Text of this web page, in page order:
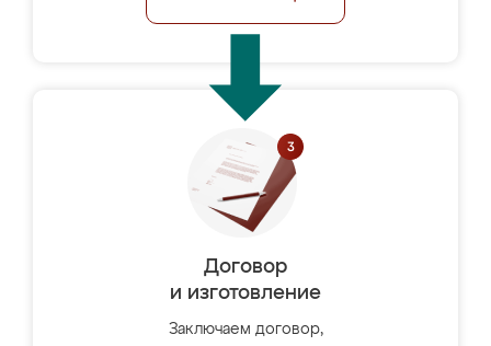
Договор
и изготовление
Заключаем договор,